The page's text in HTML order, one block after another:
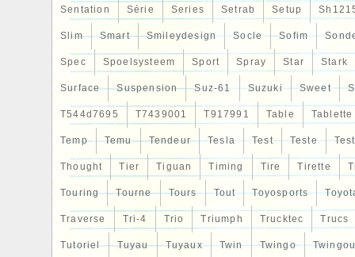
Sentation Série Series Setrab Setup
Slim Smart Smileydesign Socle Sofim
Spec Spoelsysteem Sport Spray Star Stark
Surface Suspension Suz-61 Suzuki Sweet
T544d7695 T7439001 T917991 Table Tablette
Temp Temu Tendeur Tesla Test Teste
Thought Tier Tiguan Timing Tire Tirette
Touring Tourne Tours Tout Toyosports
Traverse Tri-4 Trio Triumph Trucktec Trucs
Tutoriel Tuyau Tuyaux Twin Twingo